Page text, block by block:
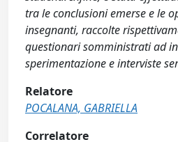
tra le conclusioni emerse e le
insegnanti, raccolte
questionari somministrati ad
sperimentazione e interviste
Relatore
POCALANA, GABRIELLA
Correlatore